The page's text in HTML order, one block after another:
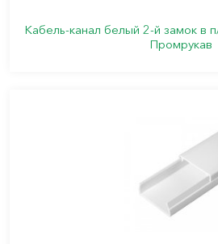
Кабель-канал белый 2-й замок в
Промрукав